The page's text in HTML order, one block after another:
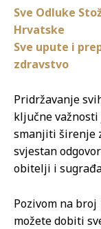
Sve Odluke
Hrvatske
Sve upute i
zdravstvo
Pridržavanje
ključne
smanjiti širenje
svjestan
obitelji i
Pozivom na broj
možete dobiti